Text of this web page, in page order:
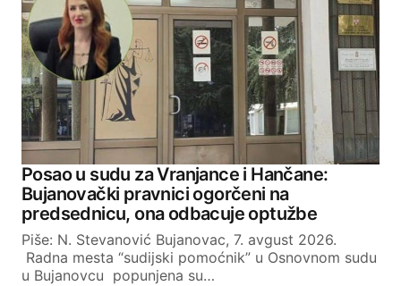
Posao u sudu za Vranjance i Hančane:
Bujanovački pravnici ogorčeni na
predsednicu, ona odbacuje optužbe
Piše: N. Stevanović Bujanovac, 7. avgust 2026.
Radna mesta “sudijski pomoćnik” u Osnovnom sudu
u Bujanovcu popunjena su…